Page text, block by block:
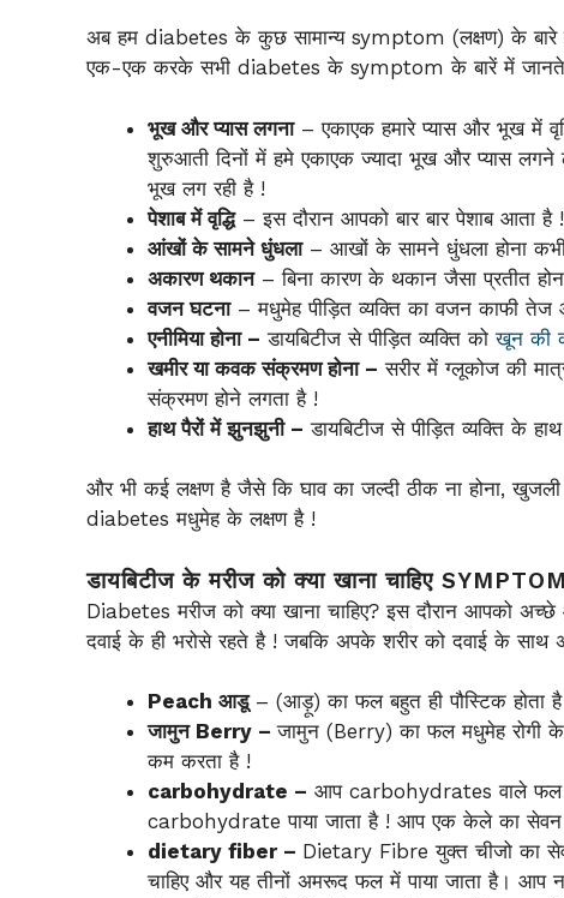
अब हम diabetes के कुछ सामान्य symptom (लक्षण) के बारे
एक-एक करके सभी diabetes के symptom के बारें में
भूख और प्यास लगना– एकाएक हमारे प्यास और भूख में
शुरुआती दिनों में हमे एकाएक ज्यादा भूख और प्यास लगने
भूख लग रही है !
पेशाब में वृद्धि– इस दौरान आपको बार बार पेशाब आता है !
आंखों के सामने धुंधला– आखों के सामने धुंधला होना कभी
अकारण थकान– बिना कारण के थकान जैसा प्रतीत
वजन घटना– मधुमेह पीड़ित व्यक्ति का वजन काफी तेज
एनीमिया होना – डायबिटीज से पीड़ित व्यक्ति कोखून की
खमीर या कवक संक्रमण होना – सरीर में ग्लूकोज की
संक्रमण होने लगता है !
हाथ पैरों में झुनझुनी – डायबिटीज से पीड़ित व्यक्ति के
और भी कई लक्षण है जैसे कि घाव का जल्दी ठीक ना होना, खुजली
diabetes मधुमेह के लक्षण है !
डायबिटीज के मरीज को क्या खाना चाहिए
Diabetes मरीज को क्या खाना चाहिए? इस दौरान आपको
दवाई के ही भरोसे रहते है ! जबकि अपके शरीर को दवाई के
Peach आडू– (आड़ू) का फल बहुत ही पौस्टिक होता
जामुन Berry –जामुन (Berry) का फल मधुमेह रोगी के
कम करता है !
carbohydrate – आप carbohydrates वाले फल
carbohydrate पाया जाता है ! आप एक केले का सेवन
dietary fiber – Dietary Fibre युक्त चीजो का
चाहिए और यह तीनों अमरूद फल में पाया जाता है।